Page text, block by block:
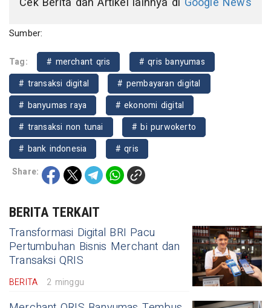
Sumber:
Tag: # merchant qris
# qris banyumas
# transaksi digital
# pembayaran digital
# banyumas raya
# ekonomi digital
# transaksi non tunai
# bi purwokerto
# bank indonesia
# qris
Share:
BERITA TERKAIT
Transformasi Digital BRI Pacu
Pertumbuhan Bisnis Merchant dan
Transaksi QRIS
BERITA 2 minggu